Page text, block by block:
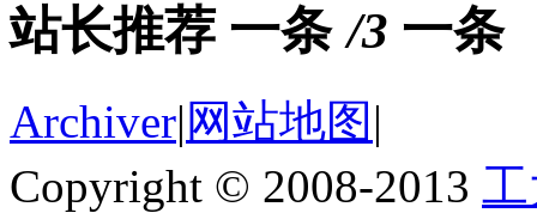
站长推荐 /3
Archiver| 网站地图 |
Copyright © 2008-2013